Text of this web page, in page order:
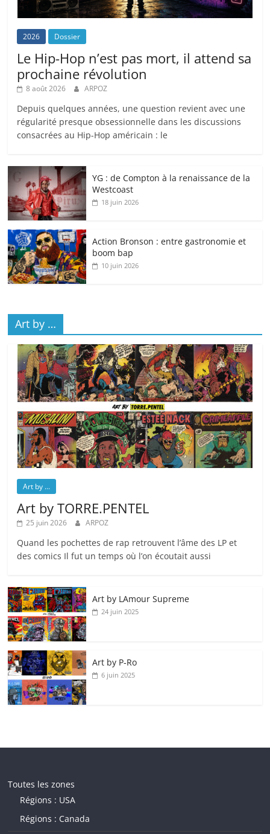
2026 Dossier
Le Hip-Hop n’est pas mort, il attend sa
prochaine révolution
8 août 2026 ARPOZ
Depuis quelques années, une question revient avec une
régularité presque obsessionnelle dans les discussions
consacrées au Hip-Hop américain : le
YG : de Compton à la renaissance de la
Westcoast
18 juin 2026
Action Bronson : entre gastronomie et
boom bap
10 juin 2026
Art by …
Art by ...
Art by TORRE.PENTEL
25 juin 2026 ARPOZ
Quand les pochettes de rap retrouvent l’âme des LP et
des comics Il fut un temps où l’on écoutait aussi
Art by LAmour Supreme
24 juin 2025
Art by P‑Ro
6 juin 2025
Toutes les zones
Régions : USA
Régions : Canada